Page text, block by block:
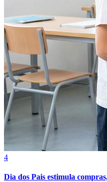
Fortaleza
4
Dia dos Pais estimula